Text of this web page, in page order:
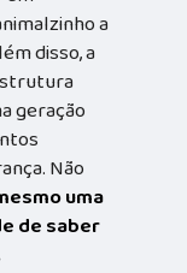
a
disso, a
geração
Não
uma
de saber